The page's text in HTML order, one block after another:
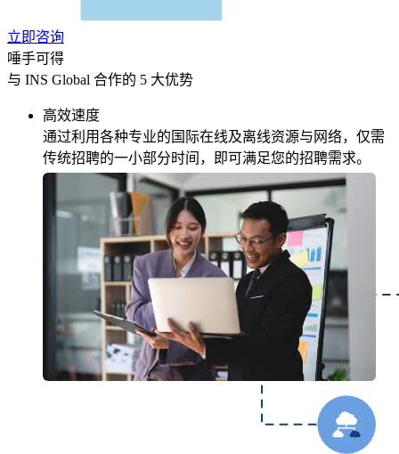
立即咨询
唾手可得
与 INS Global 合作的 5 大优势
高效速度
通过利用各种专业的国际在线及离线资源与网络，仅需
传统招聘的一小部分时间，即可满足您的招聘需求。